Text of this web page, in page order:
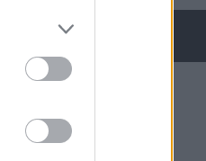
NECROLOGIE